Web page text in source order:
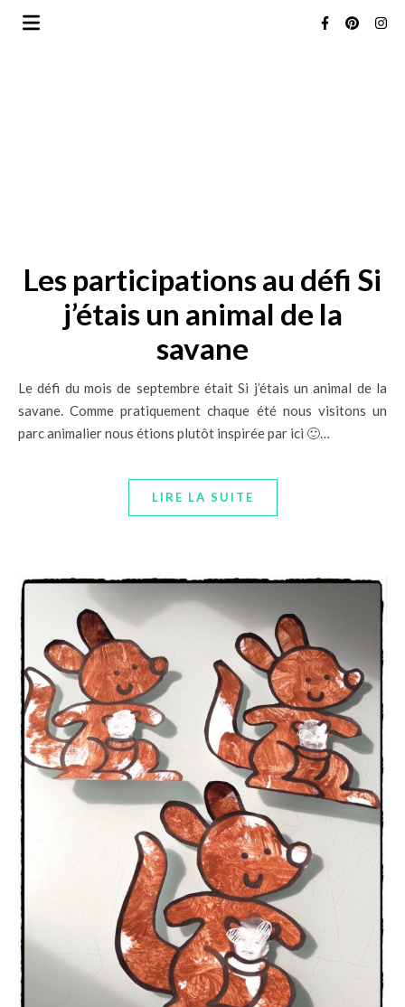
Les participations au défi Si
j’étais un animal de la
savane
Le défi du mois de septembre était Si j’étais un animal de la
savane. Comme pratiquement chaque été nous visitons un
parc animalier nous étions plutôt inspirée par ici 🙂…
LIRE LA SUITE